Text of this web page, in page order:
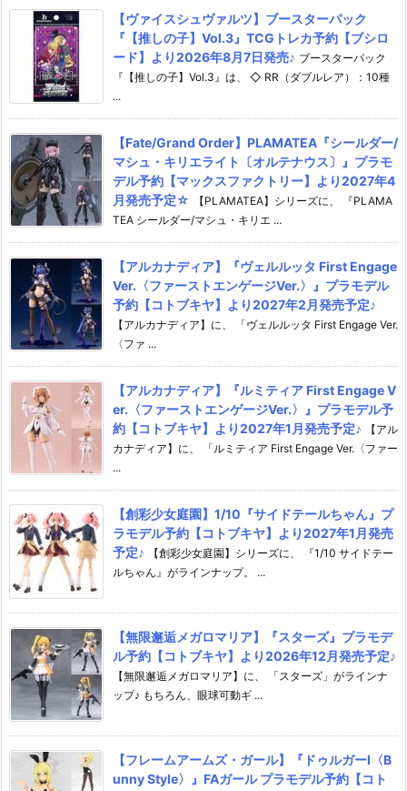
【ヴァイスシュヴァルツ】ブースターパック
『【推しの子】Vol.3』TCGトレカ予約【ブシロ
ード】より2026年8月7日発売♪ ブースターパック
『【推しの子】Vol.3』は、 ◇ RR（ダブルレア）：10種
...
【Fate/Grand Order】PLAMATEA『シールダー/
マシュ・キリエライト〔オルテナウス〕』プラモ
デル予約【マックスファクトリー】より2027年4
月発売予定☆
【PLAMATEA】シリーズに、 『PLAMA
TEA シールダー/マシュ・キリエ ...
【アルカナディア】『ヴェルルッタ First Engage
Ver.〈ファーストエンゲージVer.〉』プラモデル
予約【コトブキヤ】より2027年2月発売予定♪
【アルカナディア】に、 「ヴェルルッタ First Engage Ver.
〈ファ ...
【アルカナディア】『ルミティア First Engage V
er.〈ファーストエンゲージVer.〉』プラモデル予
約【コトブキヤ】より2027年1月発売予定♪
【アル
カナディア】に、 「ルミティア First Engage Ver.〈ファー
...
【創彩少女庭園】1/10『サイドテールちゃん』プ
ラモデル予約【コトブキヤ】より2027年1月発売
予定♪
【創彩少女庭園】シリーズに、 『1/10 サイドテー
ルちゃん』がラインナップ。 ...
【無限邂逅メガロマリア】『スターズ』プラモデ
ル予約【コトブキヤ】より2026年12月発売予定♪
【無限邂逅メガロマリア】に、 「スターズ」がラインナ
ップ♪ もちろん、眼球可動ギ ...
【フレームアームズ・ガール】『ドゥルガーI〈B
unny Style〉』FAガール プラモデル予約【コト